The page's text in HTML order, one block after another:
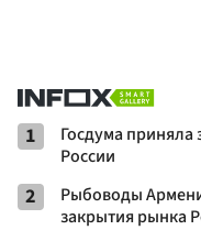
1
Госдума приняла
России
2
Рыбоводы
закрытия рынка